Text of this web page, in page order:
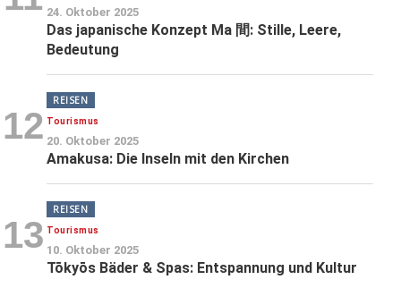
24. Oktober 2025
Das japanische Konzept Ma 間: Stille, Leere,
Bedeutung
12
REISEN
Tourismus
20. Oktober 2025
Amakusa: Die Inseln mit den Kirchen
13
REISEN
Tourismus
10. Oktober 2025
Tōkyōs Bäder & Spas: Entspannung und Kultur